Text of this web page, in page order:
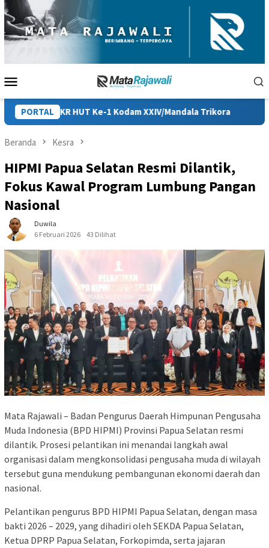
Loncat
ke
konten
Mobile
PORTAL
Ke-1 Kodam XXIV/Mandala Trikora Persiapan HUT ke-
Beranda Kesra
HIPMI Papua Selatan Resmi Dilantik,
Fokus Kawal Program Lumbung Pangan
Nasional
Duwila
6 Februari 2026
43 Dilihat
Mata Rajawali – Badan Pengurus Daerah Himpunan Pengusaha
Muda Indonesia (BPD HIPMI) Provinsi Papua Selatan resmi
dilantik. Prosesi pelantikan ini menandai langkah awal
organisasi dalam mengkonsolidasi pengusaha muda di wilayah
tersebut guna mendukung pembangunan ekonomi daerah dan
nasional.
Pelantikan pengurus BPD HIPMI Papua Selatan, dengan masa
bakti 2026 – 2029, yang dihadiri oleh SEKDA Papua Selatan,
Ketua DPRP Papua Selatan, Forkopimda, serta jajaran